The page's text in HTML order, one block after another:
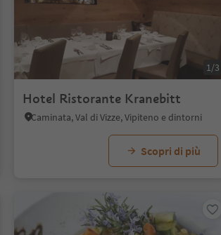
1/3
Hotel Ristorante Kranebitt
Caminata, Val di Vizze, Vipiteno e dintorni
Scopri di più